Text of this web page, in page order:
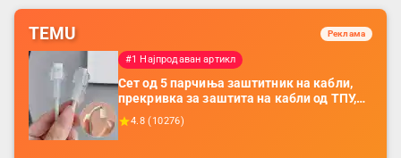
TEMU Реклама
#1 Најпродаван артикл
Сет од 5 парчиња заштитник на кабли,
прекривка за заштита на кабли од ТПУ,
додатоци за заштита на кабли, без
батерија, за мобилни телефони, комплет
4.8 ( 10276)